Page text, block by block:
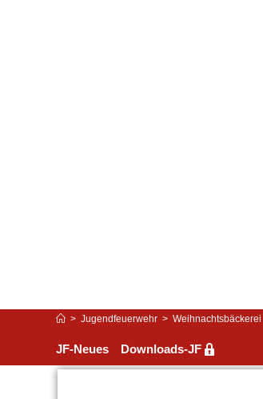
> Jugendfeuerwehr > Weihnachtsbäckerei
JF-Neues Downloads-JF